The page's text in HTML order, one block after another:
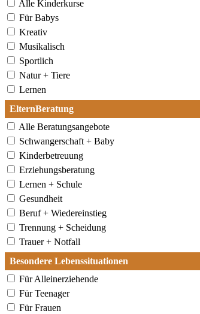
Alle Kinderkurse
Für Babys
Kreativ
Musikalisch
Sportlich
Natur + Tiere
Lernen
ElternBeratung
Alle Beratungsangebote
Schwangerschaft + Baby
Kinderbetreuung
Erziehungsberatung
Lernen + Schule
Gesundheit
Beruf + Wiedereinstieg
Trennung + Scheidung
Trauer + Notfall
Besondere Lebenssituationen
Für Alleinerziehende
Für Teenager
Für Frauen